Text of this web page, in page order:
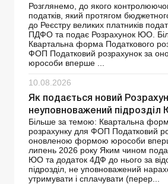
Розглянемо, до якого
податків, який протягом
до Реєстру великих платників
ПДФО та подає Розрахунок ЮО.
Квартальна форма Податкового
ФОП Податковий розрахунок за
юрособи вперше ...
10.08.2026
Як подається новий
неуповноважений підрозділ
Більше за темою: Квартальна
розрахунку для ФОП Податковий
оновленою формою юрособи
липень 2026 року Яким чином
ЮО та додаток 4ДФ до нього за
підрозділ, не уповноважений
утримувати і сплачувати (перер...